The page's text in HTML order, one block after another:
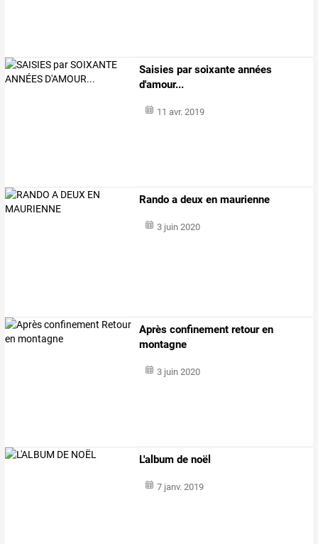
Saisies par soixante années
d'amour...
11 avr. 2019
Rando a deux en maurienne
3 juin 2020
Après confinement retour en
montagne
3 juin 2020
L'album de noël
7 janv. 2019